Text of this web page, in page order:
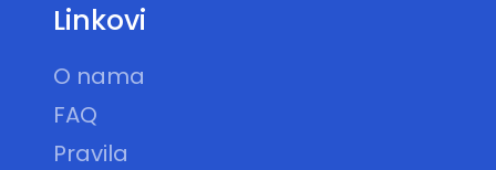
Linkovi
O nama
FAQ
Pravila